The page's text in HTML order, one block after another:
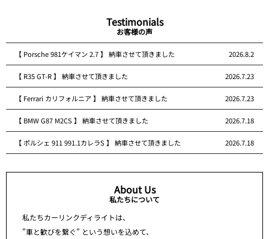
Testimonials
お客様の声
【 Porsche 981ケイマン 2.7 】 納車させて頂きました 2026.8.2
【 R35 GT-R 】 納車させて頂きました 2026.7.23
【 Ferrari カリフォルニア 】 納車させて頂きました 2026.7.23
【 BMW G87 M2CS 】 納車させて頂きました 2026.7.18
【 ポルシェ 911 991.1カレラS 】 納車させて頂きました 2026.7.18
About Us
私たちについて
私たちカーリンクディライトは、
”車と歓びを繋ぐ” という想いを込めて、